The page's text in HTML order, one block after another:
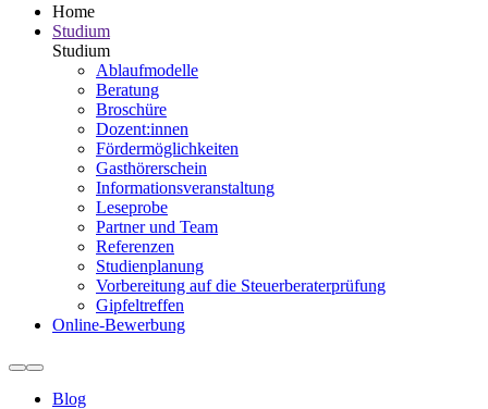
Home
Studium
Studium
Ablaufmodelle
Beratung
Broschüre
Dozent:innen
Fördermöglichkeiten
Gasthörerschein
Informationsveranstaltung
Leseprobe
Partner und Team
Referenzen
Studienplanung
Vorbereitung auf die Steuerberater­prüfung
Gipfeltreffen
Online-Bewerbung
Blog